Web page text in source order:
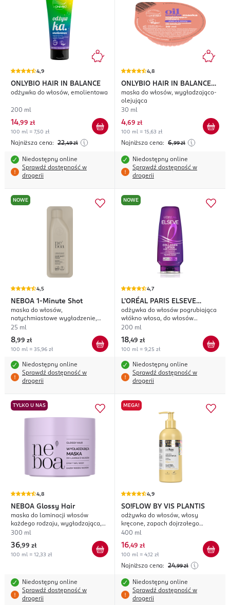
4,9
ONLYBIO HAIR IN BALANCE
odżywka do włosów, emolientowa
200 ml
14,99 zł
100 ml = 7,50 zł
Najniższa cena: 22,49 zł
Niedostępny online
Sprawdź dostępność w
drogerii
4,8
ONLYBIO HAIR IN BALANCE
Oil Bomba
maska do włosów, wygładzająco-
olejująca
30 ml
4,69 zł
100 ml = 15,63 zł
Najniższa cena: 6,99 zł
Niedostępny online
Sprawdź dostępność w
drogerii
NOWE
4,5
NEBOA 1-Minute Shot
maska do włosów,
natychmiastowe wygładzenie,
Proteiny
25 ml
8,99 zł
100 ml = 35,96 zł
Niedostępny online
Sprawdź dostępność w
drogerii
NOWE
4,7
L'ORÉAL PARIS ELSEVE
Collagen Lifter
odżywka do włosów pogrubiająca
włókno włosa, do włosów
cienkich, pozbawionych objętości
200 ml
18,49 zł
100 ml = 9,25 zł
Niedostępny online
Sprawdź dostępność w
drogerii
TYLKO U NAS
4,8
NEBOA Glossy Hair
maska do laminacji włosów
każdego rodzaju, wygładzająca,
efekt tafli wody
300 ml
36,99 zł
100 ml = 12,33 zł
Niedostępny online
Sprawdź dostępność w
drogerii
MEGA!
4,9
SO!FLOW BY VIS PLANTIS
odżywka do włosów, włosy
kręcone, zapach dojrzałego
melona z aloesem
400 ml
16,49 zł
100 ml = 4,12 zł
Najniższa cena: 24,99 zł
Niedostępny online
Sprawdź dostępność w
drogerii